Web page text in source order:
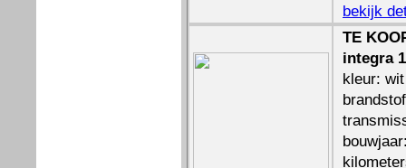
bekijk
TE
integra
kleur: wit